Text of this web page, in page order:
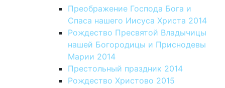
Преображение Господа Бога и
Спаса нашего Иисуса Христа 2014
Рождество Пресвятой Владычицы
нашей Богородицы и Приснодевы
Марии 2014
Престольный праздник 2014
Рождество Христово 2015